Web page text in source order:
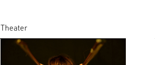
Theater